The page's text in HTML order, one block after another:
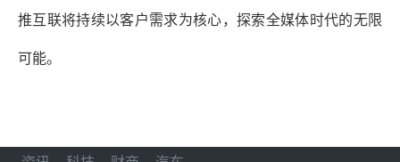
推互联将持续以客户需求为核心，探索全媒体时代的无限
可能。